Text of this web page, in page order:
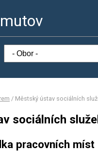
/ Městský ústav sociálních
sociálních
pracovních míst